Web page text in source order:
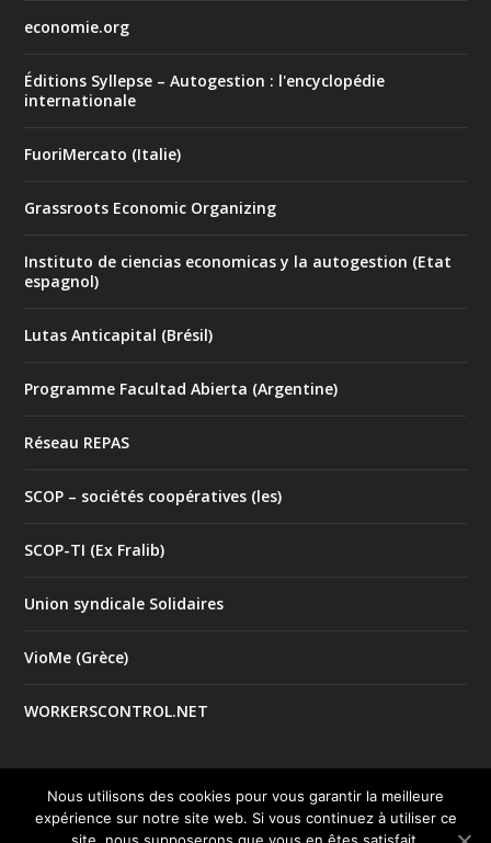
economie.org
Éditions Syllepse – Autogestion : l'encyclopédie
internationale
FuoriMercato (Italie)
Grassroots Economic Organizing
Instituto de ciencias economicas y la autogestion (Etat
espagnol)
Lutas Anticapital (Brésil)
Programme Facultad Abierta (Argentine)
Réseau REPAS
SCOP – sociétés coopératives (les)
SCOP-TI (Ex Fralib)
Union syndicale Solidaires
VioMe (Grèce)
WORKERSCONTROL.NET
© 2017 Tous droits réservés | Mentions Légales| Créé par
Nous utilisons des cookies pour vous garantir la meilleure
expérience sur notre site web. Si vous continuez à utiliser ce